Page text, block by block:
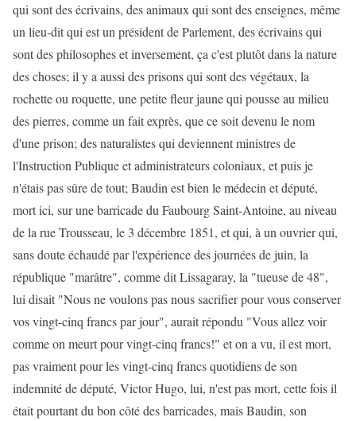
qui sont des écrivains, des animaux qui sont des enseignes, même
un lieu-dit qui est un président de Parlement, des écrivains qui
sont des philosophes et inversement, ça c'est plutôt dans la nature
des choses; il y a aussi des prisons qui sont des végétaux, la
rochette ou roquette, une petite fleur jaune qui pousse au milieu
des pierres, comme un fait exprès, que ce soit devenu le nom
d'une prison; des naturalistes qui deviennent ministres de
l'Instruction Publique et administrateurs coloniaux, et puis je
n'étais pas sûre de tout; Baudin est bien le médecin et député,
mort ici, sur une barricade du Faubourg Saint-Antoine, au niveau
de la rue Trousseau, le 3 décembre 1851, et qui, à un ouvrier qui,
sans doute échaudé par l'expérience des journées de juin, la
république "marâtre", comme dit Lissagaray, la "tueuse de 48",
lui disait "Nous ne voulons pas nous sacrifier pour vous conserver
vos vingt-cinq francs par jour", aurait répondu "Vous allez voir
comme on meurt pour vingt-cinq francs!" et on a vu, il est mort,
pas vraiment pour les vingt-cinq francs quotidiens de son
indemnité de député, Victor Hugo, lui, n'est pas mort, cette fois il
était pourtant du bon côté des barricades, mais Baudin, son